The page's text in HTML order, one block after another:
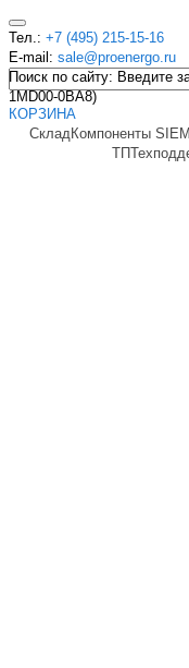
Тел.: +7 (495) 215-15-16
E-mail: sale@proenergo.ru
Поиск по сайту: Введите
1MD00-0BA8)
КОРЗИНА
СкладКомпоненты
ТП